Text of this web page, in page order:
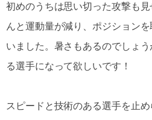
初めのうちは思い切った攻撃も
んと運動量が減り、ポジション
いました。暑さもあるのでしょ
る選手になって欲しいです！
スピードと技術のある選手を止